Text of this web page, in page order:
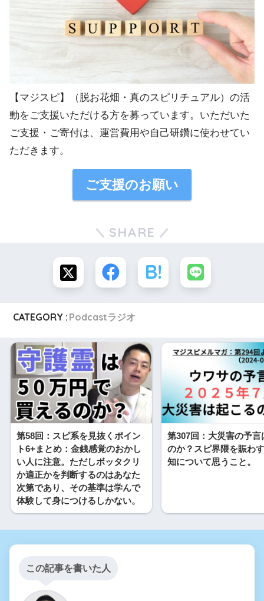
【マジスピ】（脱お花畑・真のスピリチュアル）の活
動をご支援いただける方を募っています。いただいた
ご支援・ご寄付は、運営費用や自己研鑽に使わせてい
ただきます。
ご支援のお願い
SHARE
CATEGORY : Podcastラジオ
第58回：スピ系を見抜くポイン
ト6+まとめ：金銭感覚のおかし
い人に注意。ただしボッタクリ
か適正かを判断するのはあなた
次第であり、その基準は学んで
体験して身につけるしかない。
第307回：大災害の予言
のか？スピ界隈を賑わ
知について思うこと。
この記事を書いた人